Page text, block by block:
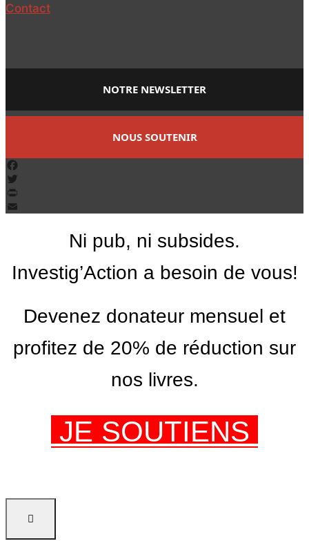
Contact
NOTRE NEWSLETTER
NOUS SOUTENIR
Facebook
Twitter
PrintFriendly
Ni pub, ni subsides.
Investig’Action a besoin de vous!
Devenez donateur mensuel et
profitez de 20% de réduction sur
nos livres.
JE SOUTIENS